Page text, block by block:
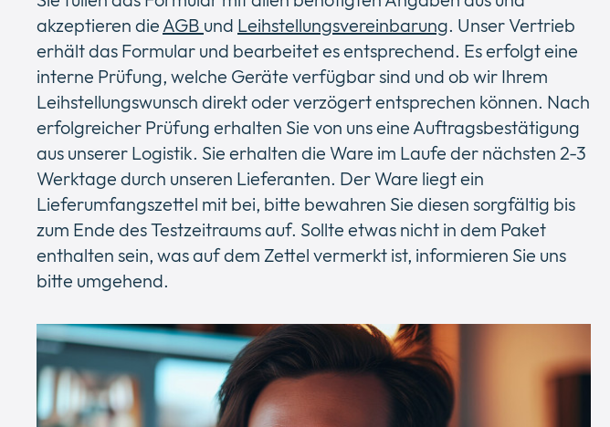
akzeptieren die AGB und Leihstellungsvereinbarung. Unser Vertrieb
erhält das Formular und bearbeitet es entsprechend. Es erfolgt eine
interne Prüfung, welche Geräte verfügbar sind und ob wir Ihrem
Leihstellungswunsch direkt oder verzögert entsprechen können. Nach
erfolgreicher Prüfung erhalten Sie von uns eine Auftragsbestätigung
aus unserer Logistik. Sie erhalten die Ware im Laufe der nächsten 2-3
Werktage durch unseren Lieferanten. Der Ware liegt ein
Lieferumfangszettel mit bei, bitte bewahren Sie diesen sorgfältig bis
zum Ende des Testzeitraums auf. Sollte etwas nicht in dem Paket
enthalten sein, was auf dem Zettel vermerkt ist, informieren Sie uns
bitte umgehend.